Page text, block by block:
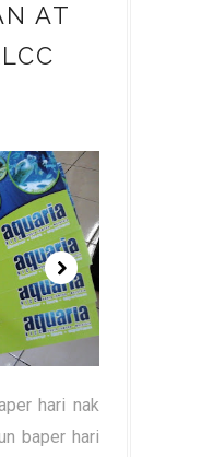
AT
hari nak
baper hari